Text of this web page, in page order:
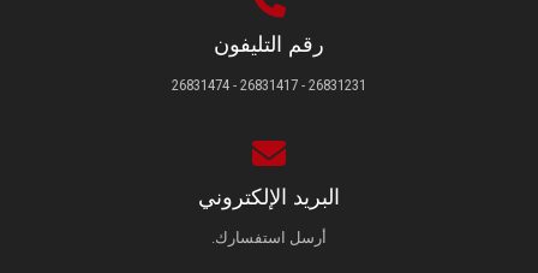
رقم التليفون
26831231 - 26831417 - 26831474
البريد الإلكتروني
أرسل استفسارك.